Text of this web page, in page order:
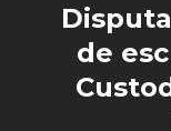
de